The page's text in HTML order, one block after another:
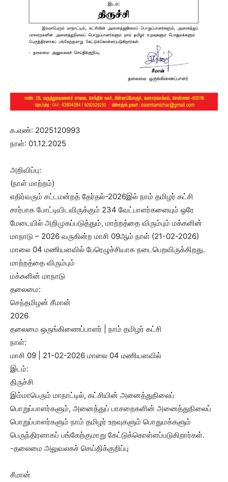
க.எண்: 2025120993
நாள்: 01.12.2025
அறிவிப்பு:
(நாள் மாற்றம்)
எதிர்வரும் சட்டமன்றத் தேர்தல்-2026இல் நாம் தமிழர் கட்சி
சார்பாக போட்டியிடவிருக்கும் 234 வேட்பாளர்களையும் ஒரே
மேடையில் அறிமுகப்படுத்தும், மாற்றத்தை விரும்பும் மக்களின்
மாநாடு – 2026 வருகின்ற மாசி 09ஆம் நாள் (21-02-2026)
மாலை 04 மணியளவில் பேரெழுச்சியாக நடைபெறவிருக்கிறது.
மாற்றத்தை விரும்பும்
மக்களின் மாநாடு
தலைமை:
செந்தமிழன் சீமான்
2026
தலைமை ஒருங்கிணைப்பாளர் | நாம் தமிழர் கட்சி
நாள்:
மாசி 09 | 21-02-2026 மாலை 04 மணியளவில்
இடம்:
திருச்சி
இம்மாபெரும் மாநாட்டில், கட்சியின் அனைத்துநிலைப்
பொறுப்பாளர்களும், அனைத்துப் பாசறைகளின் அனைத்துநிலைப்
பொறுப்பாளர்களும் நாம் தமிழர் உறவுகளும் பொதுமக்களும்
பெருந்திரளாகப் பங்கேற்குமாறு கேட்டுக்கொள்ளப்படுகிறார்கள்.
-தலைமை அலுவலகச் செய்திக்குறிப்பு
சீமான்